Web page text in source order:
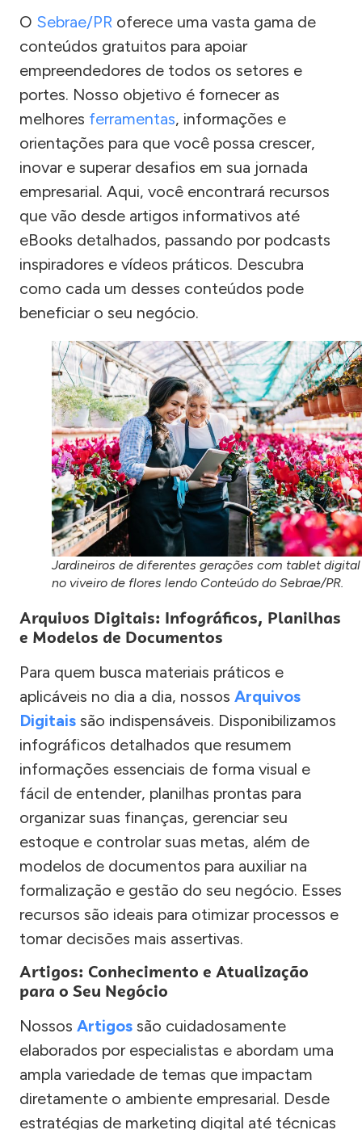
O Sebrae/PR oferece uma vasta gama de
conteúdos gratuitos para apoiar
empreendedores de todos os setores e
portes. Nosso objetivo é fornecer as
melhores ferramentas, informações e
orientações para que você possa crescer,
inovar e superar desafios em sua jornada
empresarial. Aqui, você encontrará recursos
que vão desde artigos informativos até
eBooks detalhados, passando por podcasts
inspiradores e vídeos práticos. Descubra
como cada um desses conteúdos pode
beneficiar o seu negócio.
Jardineiros de diferentes gerações com tablet digital
no viveiro de flores lendo Conteúdo do Sebrae/PR.
Arquivos Digitais: Infográficos, Planilhas
e Modelos de Documentos
Para quem busca materiais práticos e
aplicáveis no dia a dia, nossos Arquivos
Digitais são indispensáveis. Disponibilizamos
infográficos detalhados que resumem
informações essenciais de forma visual e
fácil de entender, planilhas prontas para
organizar suas finanças, gerenciar seu
estoque e controlar suas metas, além de
modelos de documentos para auxiliar na
formalização e gestão do seu negócio. Esses
recursos são ideais para otimizar processos e
tomar decisões mais assertivas.
Artigos: Conhecimento e Atualização
para o Seu Negócio
Nossos Artigos são cuidadosamente
elaborados por especialistas e abordam uma
ampla variedade de temas que impactam
diretamente o ambiente empresarial. Desde
estratégias de marketing digital até técnicas